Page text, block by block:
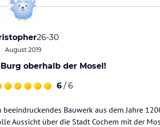
26-30
August 2019
oberhalb der Mosel!
6 / 6
Bauwerk aus dem Jahre
Aussicht über die Stadt Cochem mit der